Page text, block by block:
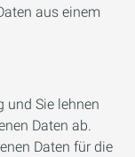
aus einem
und Sie lehnen
Daten ab.
Daten für die